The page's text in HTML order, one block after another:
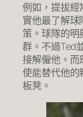
例如，提拔經
實他最了解球
策。球隊的明
群。不過Ted
接解僱他。而
使能替代他的
板凳。